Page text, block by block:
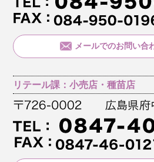
メールでのお問い合
リテール課：小売店・種苗店